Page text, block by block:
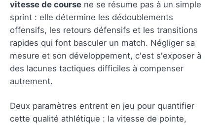
vitesse de course ne se résume pas à un simple
sprint : elle détermine les dédoublements
offensifs, les retours défensifs et les transitions
rapides qui font basculer un match. Négliger sa
mesure et son développement, c'est s'exposer à
des lacunes tactiques difficiles à compenser
autrement.
Deux paramètres entrent en jeu pour quantifier
cette qualité athlétique : la vitesse de pointe,